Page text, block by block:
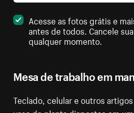
Mesa de trabalho em
Teclado, celular e outros
Acesse as fotos grátis e
antes de todos. Cancele
qualquer momento.